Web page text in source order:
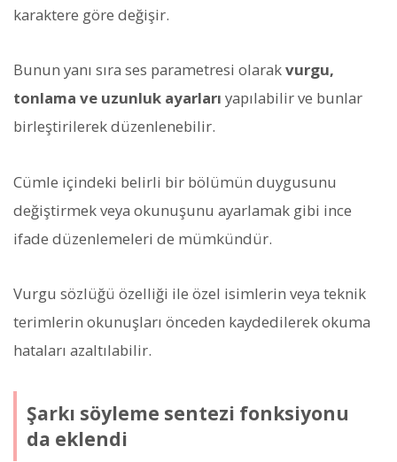
karaktere göre değişir.
Bunun yanı sıra ses parametresi olarakvurgu,
tonlama ve uzunluk ayarları yapılabilir ve bunlar
birleştirilerek düzenlenebilir.
Cümle içindeki belirli bir bölümün duygusunu
değiştirmek veya okunuşunu ayarlamak gibi ince
ifade düzenlemeleri de mümkündür.
Vurgu sözlüğü özelliği ile özel isimlerin veya teknik
terimlerin okunuşları önceden kaydedilerek okuma
hataları azaltılabilir.
Şarkı söyleme sentezi fonksiyonu
da eklendi